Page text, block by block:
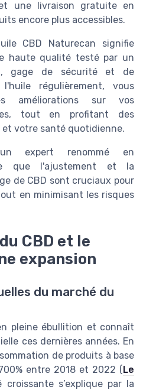
une livraison gratuite en
encore plus accessibles.
CBD Naturecan signifie
haute qualité testé par un
gage de sécurité et de
régulièrement, vous
améliorations sur vos
tout en profitant des
votre santé quotidienne.
expert renommé en
que l'ajustement et la
de CBD sont cruciaux pour
en minimisant les risques
CBD et le
expansion
du marché du
pleine ébullition et connaît
ces dernières années. En
de produits à base
entre 2018 et 2022 (Le
s’explique par la